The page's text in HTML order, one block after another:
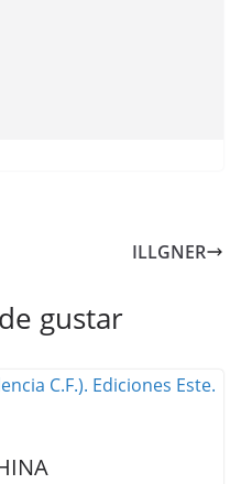
ILLGNER
gustar